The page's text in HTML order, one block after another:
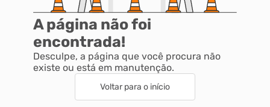
A página não foi
encontrada!
Desculpe, a página que você procura não
existe ou está em manutenção.
Voltar para o início